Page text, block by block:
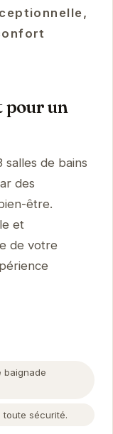
pour un
salles de bains
des
être.
et
de votre
baignade
sécurité.